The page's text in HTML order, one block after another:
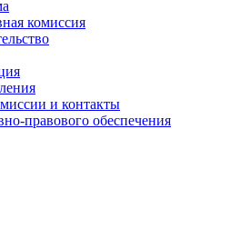
комиссия
и контакты
правового обеспечения